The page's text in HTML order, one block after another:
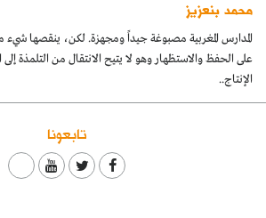
محمد بنعزيز
المدارس المغربية مصبوغة جيداً ومجهزة. لكن، ينقصها شيء
على الحفظ والاستظهار وهو لا يتيح الانتقال من التلمذة
الإنتاج..
تابعونا